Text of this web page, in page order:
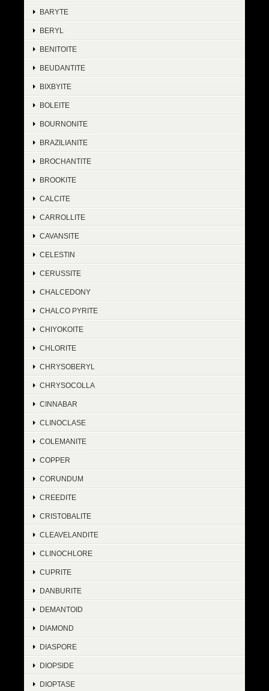
BARYTE
BERYL
BENITOITE
BEUDANTITE
BIXBYITE
BOLEITE
BOURNONITE
BRAZILIANITE
BROCHANTITE
BROOKITE
CALCITE
CARROLLITE
CAVANSITE
CELESTIN
CERUSSITE
CHALCEDONY
CHALCO PYRITE
CHIYOKOITE
CHLORITE
CHRYSOBERYL
CHRYSOCOLLA
CINNABAR
CLINOCLASE
COLEMANITE
COPPER
CORUNDUM
CREEDITE
CRISTOBALITE
CLEAVELANDITE
CLINOCHLORE
CUPRITE
DANBURITE
DEMANTOID
DIAMOND
DIASPORE
DIOPSIDE
DIOPTASE